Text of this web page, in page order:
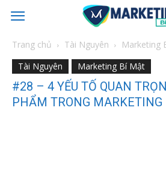
Trang chủ Tài Nguyên
Marketing
Tài Nguyên
Marketing Bí Mật
#28 – 4 YẾU TỐ QUAN
PHẨM TRONG MARKETING